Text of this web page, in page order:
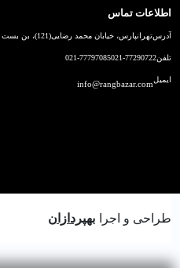
اطلاعات تماس
آدرستهرانپارس، خیابان محمد رضایی(121)، بن بست 148 شرقی
تلفن021-77290722
021-77797085
ایمیلinfo@rangbazar.com
طراحی و اجرا بهپردازان